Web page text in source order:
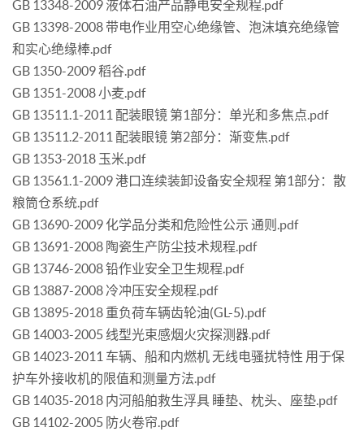
GB 13348-2009 液体石油产品静电安全规程.pdf
GB 13398-2008 带电作业用空心绝缘管、泡沫填充绝缘管
和实心绝缘棒.pdf
GB 1350-2009 稻谷.pdf
GB 1351-2008 小麦.pdf
GB 13511.1-2011 配装眼镜 第1部分：单光和多焦点.pdf
GB 13511.2-2011 配装眼镜 第2部分：渐变焦.pdf
GB 1353-2018 玉米.pdf
GB 13561.1-2009 港口连续装卸设备安全规程 第1部分：散
粮筒仓系统.pdf
GB 13690-2009 化学品分类和危险性公示 通则.pdf
GB 13691-2008 陶瓷生产防尘技术规程.pdf
GB 13746-2008 铅作业安全卫生规程.pdf
GB 13887-2008 冷冲压安全规程.pdf
GB 13895-2018 重负荷车辆齿轮油(GL-5).pdf
GB 14003-2005 线型光束感烟火灾探测器.pdf
GB 14023-2011 车辆、船和内燃机 无线电骚扰特性 用于保
护车外接收机的限值和测量方法.pdf
GB 14035-2018 内河船舶救生浮具 睡垫、枕头、座垫.pdf
GB 14102-2005 防火卷帘.pdf